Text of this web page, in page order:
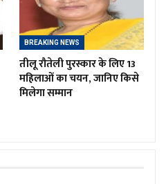
BREAKING NEWS
तीलू रौतेली पुरस्कार के लिए 13
महिलाओं का चयन, जानिए किसे
मिलेगा सम्मान